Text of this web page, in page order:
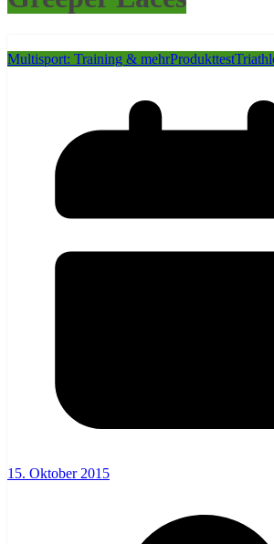
Multisport: Training & mehrProdukttest
15. Oktober 2015